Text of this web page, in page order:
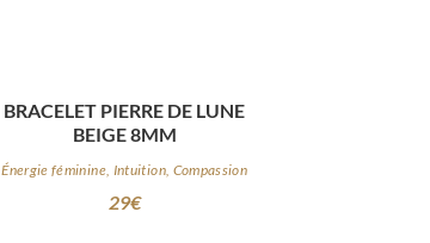
BRACELET PIERRE DE LUNE
BEIGE 8MM
Énergie féminine, Intuition, Compassion
29€